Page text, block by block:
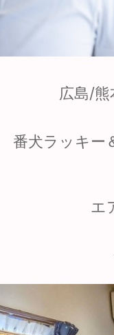
広島/
番犬ラッキー
エ